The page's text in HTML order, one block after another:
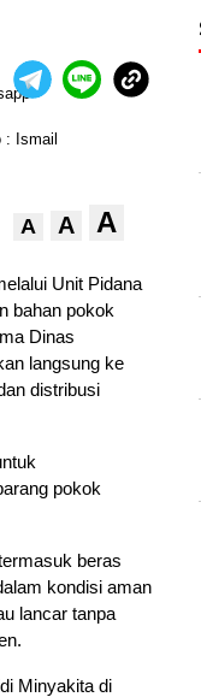
A A A
Unit Pidana
bahan pokok
Dinas
langsung ke
distribusi
pokok
beras
kondisi aman
lancar tanpa
Minyakita di